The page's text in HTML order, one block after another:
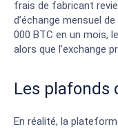
frais de fabricant
d’échange mensuel
000 BTC en un mois,
alors que l’exchange
Les plafonds
En réalité, la